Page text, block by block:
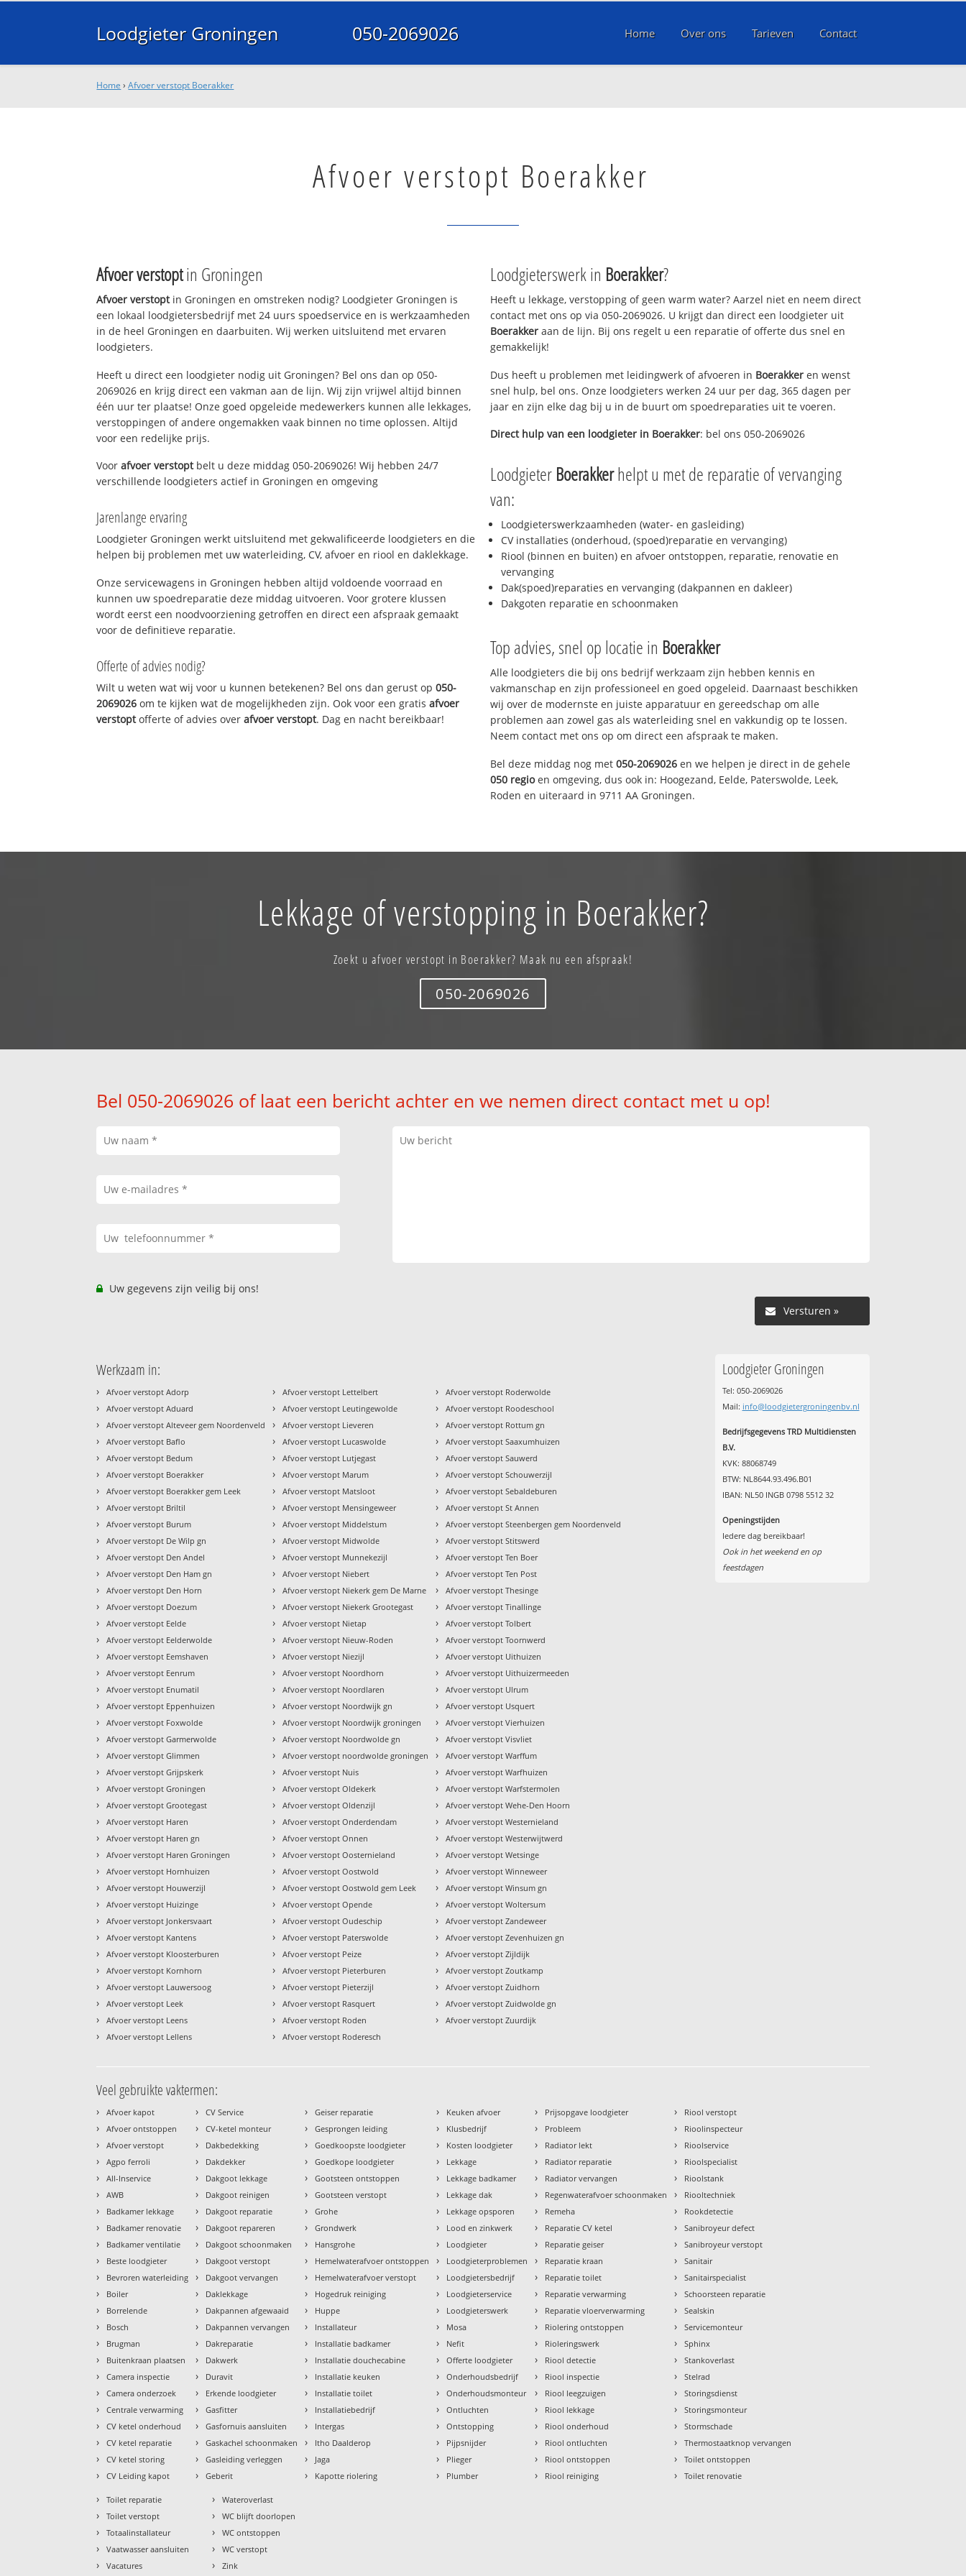
Loodgieter Groningen 050-2069026 Home Over ons Tarieven Contact
Home ›Afvoer verstopt Boerakker
Afvoer verstopt Boerakker
Afvoer verstoptin Groningen
Afvoer verstoptin Groningen en omstreken nodig? Loodgieter Groningen is
een lokaal loodgietersbedrijf met 24 uurs spoedservice en is werkzaamheden
in de heel Groningen en daarbuiten. Wij werken uitsluitend met ervaren
loodgieters.
Heeft u direct een loodgieter nodig uit Groningen? Bel ons dan op 050-
2069026 en krijg direct een vakman aan de lijn. Wij zijn vrijwel altijd binnen
één uur ter plaatse! Onze goed opgeleide medewerkers kunnen alle lekkages,
verstoppingen of andere ongemakken vaak binnen no time oplossen. Altijd
voor een redelijke prijs.
Voorafvoer verstoptbelt u deze middag 050-2069026! Wij hebben 24/7
verschillende loodgieters actief in Groningen en omgeving
Jarenlange ervaring
Loodgieter Groningen werkt uitsluitend met gekwalificeerde loodgieters en die
helpen bij problemen met uw waterleiding, CV, afvoer en riool en daklekkage.
Onze servicewagens in Groningen hebben altijd voldoende voorraad en
kunnen uw spoedreparatie deze middag uitvoeren. Voor grotere klussen
wordt eerst een noodvoorziening getroffen en direct een afspraak gemaakt
voor de definitieve reparatie.
Offerte of advies nodig?
Wilt u weten wat wij voor u kunnen betekenen? Bel ons dan gerust op050-
2069026 om te kijken wat de mogelijkheden zijn. Ook voor een gratisafvoer
verstoptofferte of advies overafvoer verstopt. Dag en nacht bereikbaar!
Loodgieterswerk in Boerakker?
Heeft u lekkage, verstopping of geen warm water? Aarzel niet en neem direct
contact met ons op via 050-2069026. U krijgt dan direct een loodgieter uit
Boerakker aan de lijn. Bij ons regelt u een reparatie of offerte dus snel en
gemakkelijk!
Dus heeft u problemen met leidingwerk of afvoeren in Boerakker en wenst
snel hulp, bel ons. Onze loodgieters werken 24 uur per dag, 365 dagen per
jaar en zijn elke dag bij u in de buurt om spoedreparaties uit te voeren.
Direct hulp van een loodgieter in Boerakker: bel ons 050-2069026
Loodgieter Boerakkerhelpt u met de reparatie of vervanging
van:
Loodgieterswerkzaamheden (water- en gasleiding)
CV installaties (onderhoud, (spoed)reparatie en vervanging)
Riool (binnen en buiten) en afvoer ontstoppen, reparatie, renovatie en
vervanging
Dak(spoed)reparaties en vervanging (dakpannen en dakleer)
Dakgoten reparatie en schoonmaken
Top advies, snel op locatie in Boerakker
Alle loodgieters die bij ons bedrijf werkzaam zijn hebben kennis en
vakmanschap en zijn professioneel en goed opgeleid. Daarnaast beschikken
wij over de modernste en juiste apparatuur en gereedschap om alle
problemen aan zowel gas als waterleiding snel en vakkundig op te lossen.
Neem contact met ons op om direct een afspraak te maken.
Bel deze middag nog met 050-2069026 en we helpen je direct in de gehele
050 regioen omgeving, dus ook in: Hoogezand, Eelde, Paterswolde, Leek,
Roden en uiteraard in 9711 AA Groningen.
Lekkage of verstopping in Boerakker?
Zoekt u afvoer verstopt in Boerakker? Maak nu een afspraak!
050-2069026
Bel 050-2069026 of laat een bericht achter en we nemen direct contact met u op!
Uw gegevens zijn veilig bij ons!
Versturen »
Werkzaam in:
› Afvoer verstopt Adorp
› Afvoer verstopt Aduard
› Afvoer verstopt Alteveer gem Noordenveld
› Afvoer verstopt Baflo
› Afvoer verstopt Bedum
› Afvoer verstopt Boerakker
› Afvoer verstopt Boerakker gem Leek
› Afvoer verstopt Briltil
› Afvoer verstopt Burum
› Afvoer verstopt De Wilp gn
› Afvoer verstopt Den Andel
› Afvoer verstopt Den Ham gn
› Afvoer verstopt Den Horn
› Afvoer verstopt Doezum
› Afvoer verstopt Eelde
› Afvoer verstopt Eelderwolde
› Afvoer verstopt Eemshaven
› Afvoer verstopt Eenrum
› Afvoer verstopt Enumatil
› Afvoer verstopt Eppenhuizen
› Afvoer verstopt Foxwolde
› Afvoer verstopt Garmerwolde
› Afvoer verstopt Glimmen
› Afvoer verstopt Grijpskerk
› Afvoer verstopt Groningen
› Afvoer verstopt Grootegast
› Afvoer verstopt Haren
› Afvoer verstopt Haren gn
› Afvoer verstopt Haren Groningen
› Afvoer verstopt Hornhuizen
› Afvoer verstopt Houwerzijl
› Afvoer verstopt Huizinge
› Afvoer verstopt Jonkersvaart
› Afvoer verstopt Kantens
› Afvoer verstopt Kloosterburen
› Afvoer verstopt Kornhorn
› Afvoer verstopt Lauwersoog
› Afvoer verstopt Leek
› Afvoer verstopt Leens
› Afvoer verstopt Lellens
› Afvoer verstopt Lettelbert
› Afvoer verstopt Leutingewolde
› Afvoer verstopt Lieveren
› Afvoer verstopt Lucaswolde
› Afvoer verstopt Lutjegast
› Afvoer verstopt Marum
› Afvoer verstopt Matsloot
› Afvoer verstopt Mensingeweer
› Afvoer verstopt Middelstum
› Afvoer verstopt Midwolde
› Afvoer verstopt Munnekezijl
› Afvoer verstopt Niebert
› Afvoer verstopt Niekerk gem De Marne
› Afvoer verstopt Niekerk Grootegast
› Afvoer verstopt Nietap
› Afvoer verstopt Nieuw-Roden
› Afvoer verstopt Niezijl
› Afvoer verstopt Noordhorn
› Afvoer verstopt Noordlaren
› Afvoer verstopt Noordwijk gn
› Afvoer verstopt Noordwijk groningen
› Afvoer verstopt Noordwolde gn
› Afvoer verstopt noordwolde groningen
› Afvoer verstopt Nuis
› Afvoer verstopt Oldekerk
› Afvoer verstopt Oldenzijl
› Afvoer verstopt Onderdendam
› Afvoer verstopt Onnen
› Afvoer verstopt Oosternieland
› Afvoer verstopt Oostwold
› Afvoer verstopt Oostwold gem Leek
› Afvoer verstopt Opende
› Afvoer verstopt Oudeschip
› Afvoer verstopt Paterswolde
› Afvoer verstopt Peize
› Afvoer verstopt Pieterburen
› Afvoer verstopt Pieterzijl
› Afvoer verstopt Rasquert
› Afvoer verstopt Roden
› Afvoer verstopt Roderesch
› Afvoer verstopt Roderwolde
› Afvoer verstopt Roodeschool
› Afvoer verstopt Rottum gn
› Afvoer verstopt Saaxumhuizen
› Afvoer verstopt Sauwerd
› Afvoer verstopt Schouwerzijl
› Afvoer verstopt Sebaldeburen
› Afvoer verstopt St Annen
› Afvoer verstopt Steenbergen gem Noordenveld
› Afvoer verstopt Stitswerd
› Afvoer verstopt Ten Boer
› Afvoer verstopt Ten Post
› Afvoer verstopt Thesinge
› Afvoer verstopt Tinallinge
› Afvoer verstopt Tolbert
› Afvoer verstopt Toornwerd
› Afvoer verstopt Uithuizen
› Afvoer verstopt Uithuizermeeden
› Afvoer verstopt Ulrum
› Afvoer verstopt Usquert
› Afvoer verstopt Vierhuizen
› Afvoer verstopt Visvliet
› Afvoer verstopt Warffum
› Afvoer verstopt Warfhuizen
› Afvoer verstopt Warfstermolen
› Afvoer verstopt Wehe-Den Hoorn
› Afvoer verstopt Westernieland
› Afvoer verstopt Westerwijtwerd
› Afvoer verstopt Wetsinge
› Afvoer verstopt Winneweer
› Afvoer verstopt Winsum gn
› Afvoer verstopt Woltersum
› Afvoer verstopt Zandeweer
› Afvoer verstopt Zevenhuizen gn
› Afvoer verstopt Zijldijk
› Afvoer verstopt Zoutkamp
› Afvoer verstopt Zuidhorn
› Afvoer verstopt Zuidwolde gn
› Afvoer verstopt Zuurdijk
Loodgieter Groningen
Tel: 050-2069026
Mail: info@loodgietergroningenbv.nl
Bedrijfsgegevens TRD Multidiensten
B.V.
KVK: 88068749
BTW: NL8644.93.496.B01
IBAN: NL50 INGB 0798 5512 32
Openingstijden
Iedere dag bereikbaar!
Ook in het weekend en op
feestdagen
Veel gebruikte vaktermen:
› Afvoer kapot
› Afvoer ontstoppen
› Afvoer verstopt
› Agpo ferroli
› All-Inservice
› AWB
› Badkamer lekkage
› Badkamer renovatie
› Badkamer ventilatie
› Beste loodgieter
› Bevroren waterleiding
› Boiler
› Borrelende
› Bosch
› Brugman
› Buitenkraan plaatsen
› Camera inspectie
› Camera onderzoek
› Centrale verwarming
› CV ketel onderhoud
› CV ketel reparatie
› CV ketel storing
› CV Leiding kapot
› CV Service
› CV-ketel monteur
› Dakbedekking
› Dakdekker
› Dakgoot lekkage
› Dakgoot reinigen
› Dakgoot reparatie
› Dakgoot repareren
› Dakgoot schoonmaken
› Dakgoot verstopt
› Dakgoot vervangen
› Daklekkage
› Dakpannen afgewaaid
› Dakpannen vervangen
› Dakreparatie
› Dakwerk
› Duravit
› Erkende loodgieter
› Gasfitter
› Gasfornuis aansluiten
› Gaskachel schoonmaken
› Gasleiding verleggen
› Geberit
› Geiser reparatie
› Gesprongen leiding
› Goedkoopste loodgieter
› Goedkope loodgieter
› Gootsteen ontstoppen
› Gootsteen verstopt
› Grohe
› Grondwerk
› Hansgrohe
› Hemelwaterafvoer ontstoppen
› Hemelwaterafvoer verstopt
› Hogedruk reiniging
› Huppe
› Installateur
› Installatie badkamer
› Installatie douchecabine
› Installatie keuken
› Installatie toilet
› Installatiebedrijf
› Intergas
› Itho Daalderop
› Jaga
› Kapotte riolering
› Keuken afvoer
› Klusbedrijf
› Kosten loodgieter
› Lekkage
› Lekkage badkamer
› Lekkage dak
› Lekkage opsporen
› Lood en zinkwerk
› Loodgieter
› Loodgieterproblemen
› Loodgietersbedrijf
› Loodgieterservice
› Loodgieterswerk
› Mosa
› Nefit
› Offerte loodgieter
› Onderhoudsbedrijf
› Onderhoudsmonteur
› Ontluchten
› Ontstopping
› Pijpsnijder
› Plieger
› Plumber
› Prijsopgave loodgieter
› Probleem
› Radiator lekt
› Radiator reparatie
› Radiator vervangen
› Regenwaterafvoer schoonmaken
› Remeha
› Reparatie CV ketel
› Reparatie geiser
› Reparatie kraan
› Reparatie toilet
› Reparatie verwarming
› Reparatie vloerverwarming
› Riolering ontstoppen
› Rioleringswerk
› Riool detectie
› Riool inspectie
› Riool leegzuigen
› Riool lekkage
› Riool onderhoud
› Riool ontluchten
› Riool ontstoppen
› Riool reiniging
› Riool verstopt
› Rioolinspecteur
› Rioolservice
› Rioolspecialist
› Rioolstank
› Riooltechniek
› Rookdetectie
› Sanibroyeur defect
› Sanibroyeur verstopt
› Sanitair
› Sanitairspecialist
› Schoorsteen reparatie
› Sealskin
› Servicemonteur
› Sphinx
› Stankoverlast
› Stelrad
› Storingsdienst
› Storingsmonteur
› Stormschade
› Thermostaatknop vervangen
› Toilet ontstoppen
› Toilet renovatie
› Toilet reparatie
› Toilet verstopt
› Totaalinstallateur
› Vaatwasser aansluiten
› Vacatures
› Wateroverlast
› WC blijft doorlopen
› WC ontstoppen
› WC verstopt
› Zink